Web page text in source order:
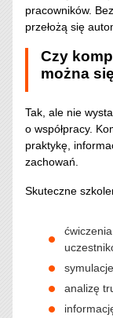
pracowników.
przełożą się
Czy
można
Tak, ale nie
o współpracy.
praktykę,
zachowań.
Skuteczne
analizę